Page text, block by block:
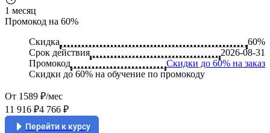
1 месяц
Промокод на 60%
Скидка
60%
Срок действия
2026-08-31
Промокод
Скидки до 60% на заказ
Скидки до 60% на обучение по промокоду
От 1589 ₽/мес
11 916 ₽4 766 ₽
Перейти к курсу